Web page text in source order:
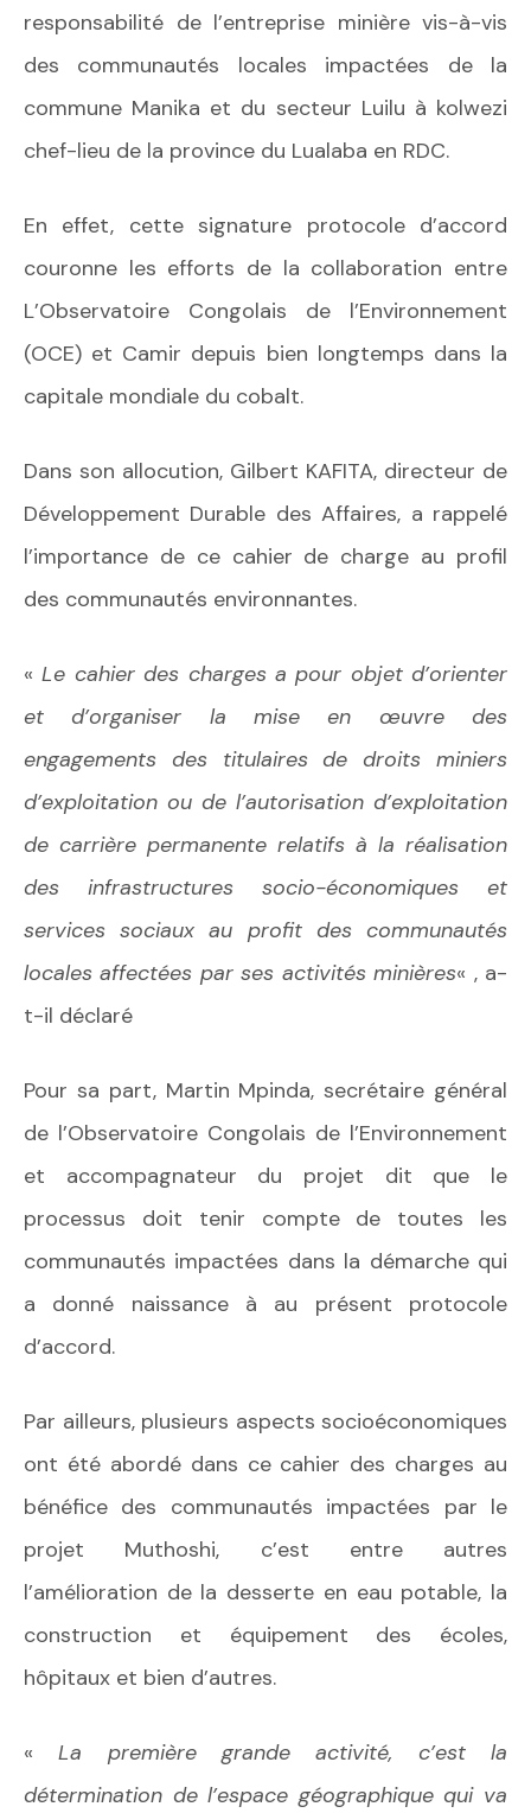
responsabilité de l’entreprise minière vis-à-vis
des communautés locales impactées de la
commune Manika et du secteur Luilu à kolwezi
chef-lieu de la province du Lualaba en RDC.
En effet, cette signature protocole d’accord
couronne les efforts de la collaboration entre
L’Observatoire Congolais de l’Environnement
(OCE) et Camir depuis bien longtemps dans la
capitale mondiale du cobalt.
Dans son allocution, Gilbert KAFITA, directeur de
Développement Durable des Affaires, a rappelé
l’importance de ce cahier de charge au profil
des communautés environnantes.
«Le cahier des charges a pour objet d’orienter
et d’organiser la mise en œuvre des
engagements des titulaires de droits miniers
d’exploitation ou de l’autorisation d’exploitation
de carrière permanente relatifs à la réalisation
des infrastructures socio-économiques et
services sociaux au profit des communautés
locales affectées par ses activités minières« , a-
t-il déclaré
Pour sa part, Martin Mpinda, secrétaire général
de l’Observatoire Congolais de l’Environnement
et accompagnateur du projet dit que le
processus doit tenir compte de toutes les
communautés impactées dans la démarche qui
a donné naissance à au présent protocole
d’accord.
Par ailleurs, plusieurs aspects socioéconomiques
ont été abordé dans ce cahier des charges au
bénéfice des communautés impactées par le
projet Muthoshi, c’est entre autres
l’amélioration de la desserte en eau potable, la
construction et équipement des écoles,
hôpitaux et bien d’autres.
«La première grande activité, c’est la
détermination de l’espace géographique qui va